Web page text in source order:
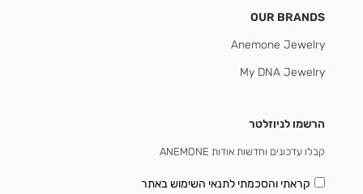
OUR BRANDS
Anemone Jewelry
My DNA Jewelry
הרשמו לניוזלטר
קבלו עדכונים וחדשות אודות ANEMONE
קראתי והסכמתילתנאי השימוש באתר